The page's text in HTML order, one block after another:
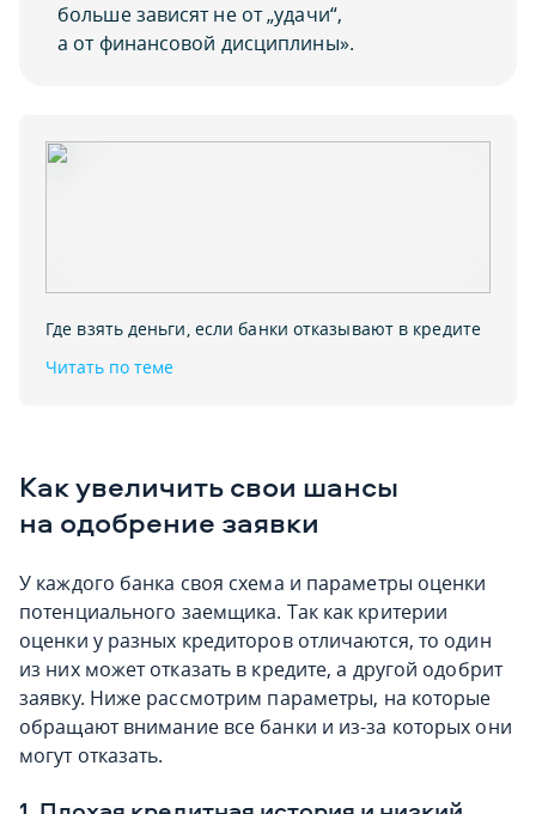
больше зависят не от „удачи“,
а от финансовой дисциплины».
Где взять деньги, если банки отказывают в кредите
Читать по теме
Как увеличить свои шансы
на одобрение заявки
У каждого банка своя схема и параметры оценки
потенциального заемщика. Так как критерии
оценки у разных кредиторов отличаются, то один
из них может отказать в кредите, а другой одобрит
заявку. Ниже рассмотрим параметры, на которые
обращают внимание все банки и из-за которых они
могут отказать.